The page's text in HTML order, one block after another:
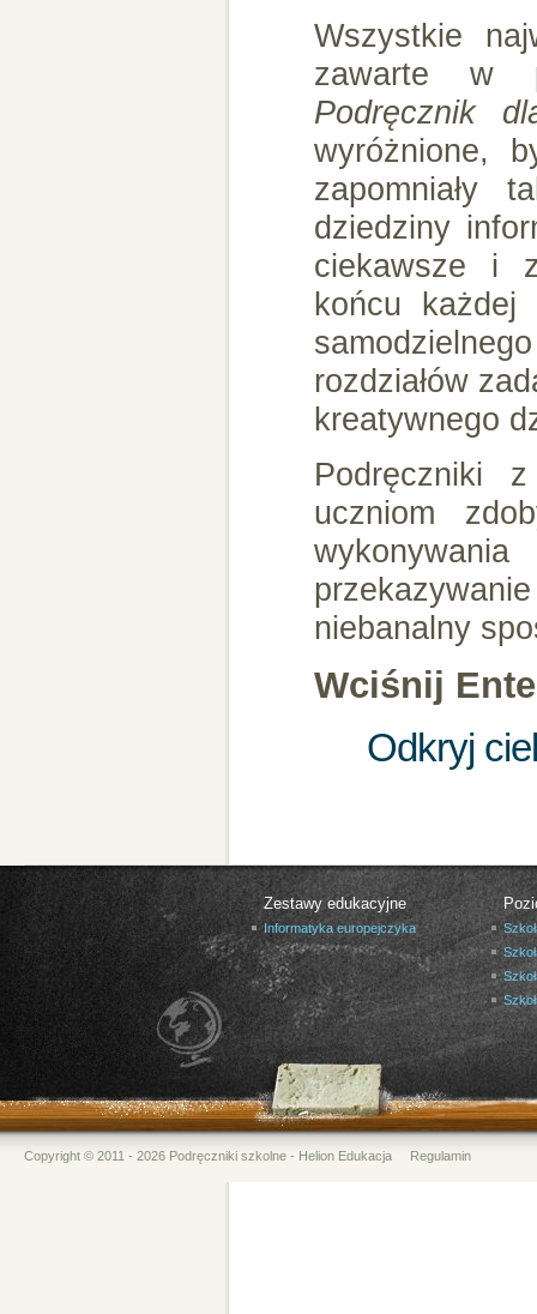
Wszystkie
zawarte w
Podręcznik
wyróżnione,
zapomniały
dziedziny
ciekawsze i
końcu
rozdziałów
kreatywnego
Podręczniki
uczniom
niebanalny
Wciśnij
Odkryj
Zestawy edukacyjne
Informatyka europejczyka
Copyright © 2011 - 2026 Podręczniki szkolne - Helion Edukacja Regulamin